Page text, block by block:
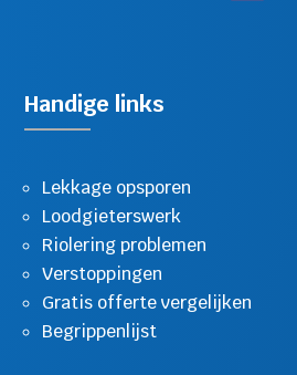
Handige links
Lekkage opsporen
Loodgieterswerk
Riolering problemen
Verstoppingen
Gratis offerte vergelijken
Begrippenlijst